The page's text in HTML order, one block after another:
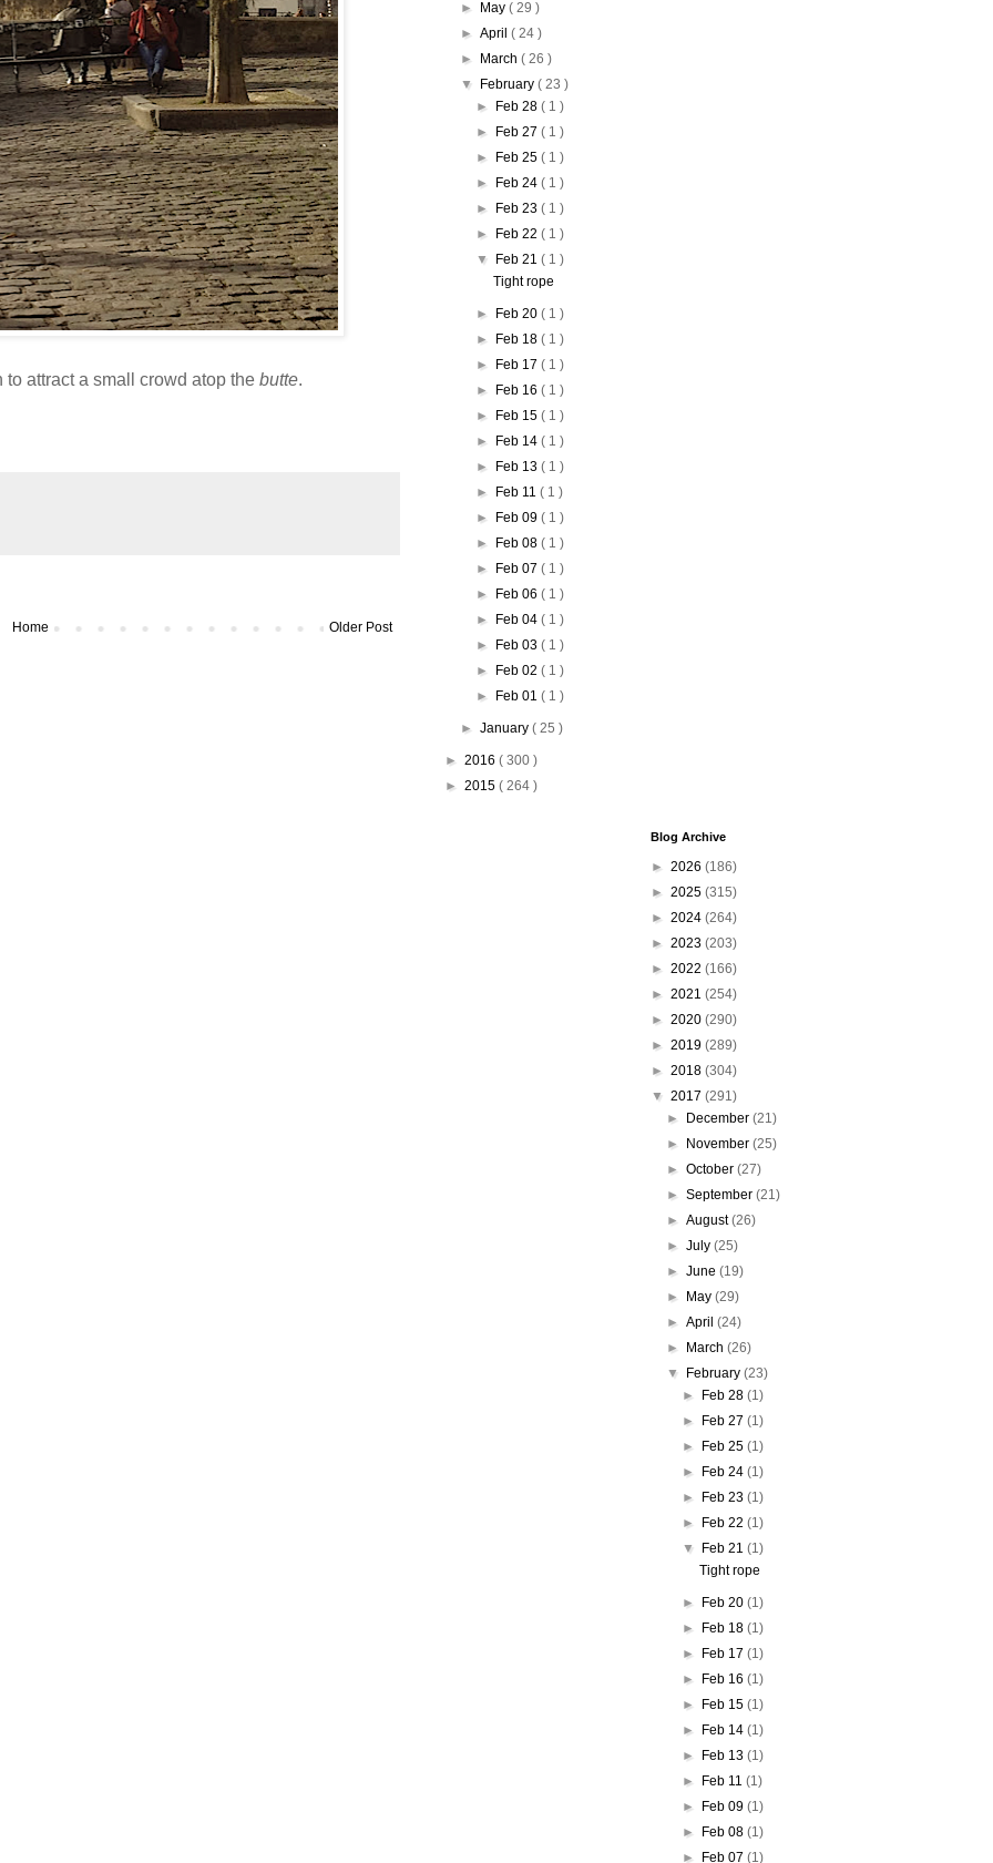
attract a small crowd atop the butte.
Older Post
Home
►
May ( 29 )
► April ( 24 )
►
March ( 26 )
▼
February ( 23 )
►
Feb 28( 1 )
►
Feb 27( 1 )
►
Feb 25( 1 )
►
Feb 24( 1 )
►
Feb 23( 1 )
►
Feb 22( 1 )
▼
Feb 21( 1 )
Tight rope
► Feb 20( 1 )
►
Feb 18( 1 )
►
Feb 17( 1 )
►
Feb 16( 1 )
►
Feb 15( 1 )
►
Feb 14( 1 )
►
Feb 13( 1 )
►
Feb 11( 1 )
►
Feb 09( 1 )
►
Feb 08( 1 )
►
Feb 07( 1 )
►
Feb 06( 1 )
►
Feb 04( 1 )
►
Feb 03( 1 )
►
Feb 02( 1 )
►
Feb 01( 1 )
► January ( 25 )
► 2016 ( 300 )
► 2015 ( 264 )
Blog Archive
► 2026 (186)
► 2025 (315)
► 2024 (264)
► 2023 (203)
► 2022 (166)
► 2021 (254)
► 2020 (290)
► 2019 (289)
► 2018 (304)
▼ 2017 (291)
►
December (21)
►
November (25)
► October (27)
► September (21)
► August(26)
► July (25)
► June (19)
►
May (29)
► April (24)
►
March (26)
▼
February (23)
►
Feb 28(1)
►
Feb 27(1)
►
Feb 25(1)
►
Feb 24(1)
►
Feb 23(1)
►
Feb 22(1)
▼
Feb 21(1)
Tight rope
► Feb 20(1)
►
Feb 18(1)
►
Feb 17(1)
►
Feb 16(1)
►
Feb 15(1)
►
Feb 14(1)
►
Feb 13(1)
►
Feb 11(1)
►
Feb 09(1)
►
Feb 08(1)
►
Feb 07(1)